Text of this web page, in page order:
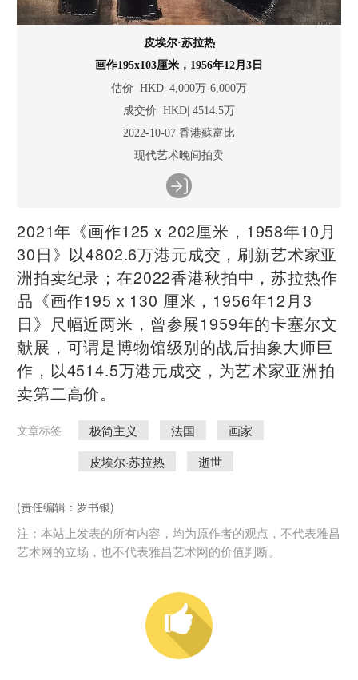
皮埃尔·苏拉热
画作195x103厘米，1956年12月3日
估价 HKD| 4,000万-6,000万
成交价 HKD| 4514.5万
2022-10-07 香港蘇富比
现代艺术晚间拍卖
2021年《画作125 x 202厘米，1958年10月
30日》以4802.6万港元成交，刷新艺术家亚
洲拍卖纪录；在2022香港秋拍中，苏拉热作
品《画作195 x 130 厘米，1956年12月3
日》尺幅近两米，曾参展1959年的卡塞尔文
献展，可谓是博物馆级别的战后抽象大师巨
作，以4514.5万港元成交，为艺术家亚洲拍
卖第二高价。
文章标签 极简主义 法国
画家
皮埃尔·苏拉热
逝世
(责任编辑：罗书银)
注：本站上发表的所有内容，均为原作者的观点，不代表雅昌
艺术网的立场，也不代表雅昌艺术网的价值判断。